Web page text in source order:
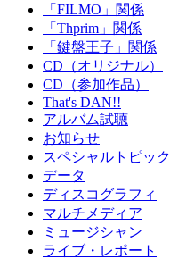
「FILMO」関係
「Thprim」関係
「鍵盤王子」関係
CD（オリジナル）
CD（参加作品）
That's DAN!!
アルバム試聴
お知らせ
スペシャルトピック
データ
ディスコグラフィ
マルチメディア
ミュージシャン
ライブ・レポート